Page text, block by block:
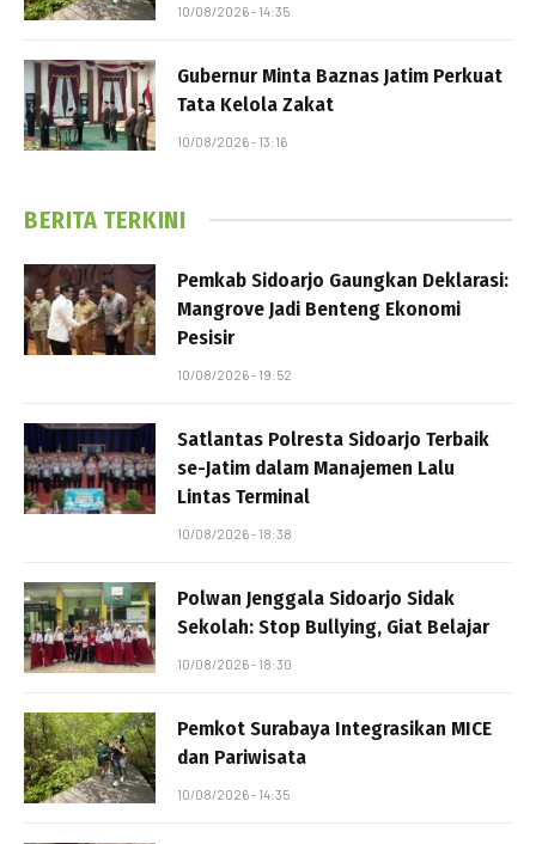
10/08/2026 - 14:35
Gubernur Minta Baznas Jatim Perkuat
Tata Kelola Zakat
10/08/2026 - 13:16
BERITA TERKINI
Pemkab Sidoarjo Gaungkan Deklarasi:
Mangrove Jadi Benteng Ekonomi
Pesisir
10/08/2026 - 19:52
Satlantas Polresta Sidoarjo Terbaik
se-Jatim dalam Manajemen Lalu
Lintas Terminal
10/08/2026 - 18:38
Polwan Jenggala Sidoarjo Sidak
Sekolah: Stop Bullying, Giat Belajar
10/08/2026 - 18:30
Pemkot Surabaya Integrasikan MICE
dan Pariwisata
10/08/2026 - 14:35